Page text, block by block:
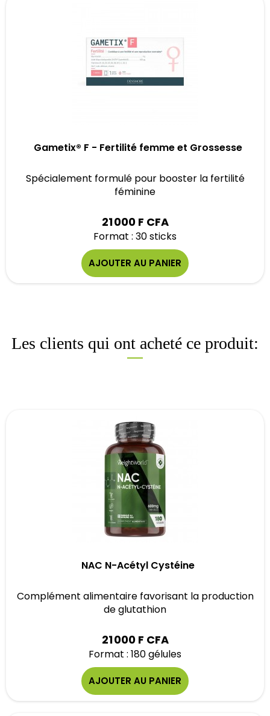
Gametix® F - Fertilité femme et Grossesse
Spécialement formulé pour booster la fertilité
féminine
21 000 F CFA
Format : 30 sticks
AJOUTER AU PANIER
Les clients qui ont acheté ce produit:
NAC N-Acétyl Cystéine
Complément alimentaire favorisant la production
de glutathion
21 000 F CFA
Format : 180 gélules
AJOUTER AU PANIER